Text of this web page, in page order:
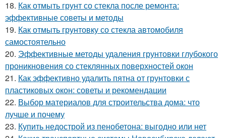
18. Как отмыть грунт со стекла после ремонта:
эффективные советы и методы
19. Как отмыть грунтовку со стекла автомобиля
самостоятельно
20. Эффективные методы удаления грунтовки глубокого
проникновения со стеклянных поверхностей окон
21. Как эффективно удалить пятна от грунтовки с
пластиковых окон: советы и рекомендации
22. Выбор материалов для строительства дома: что
лучше и почему
23. Купить недострой из пенобетона: выгодно или нет